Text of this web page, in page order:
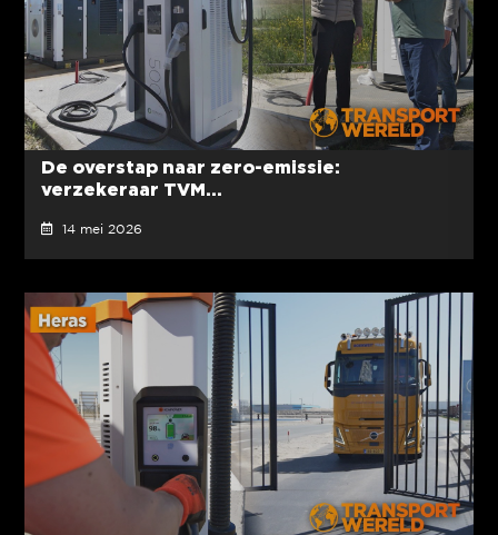
De overstap naar zero-emissie:
verzekeraar TVM...
14 mei 2026